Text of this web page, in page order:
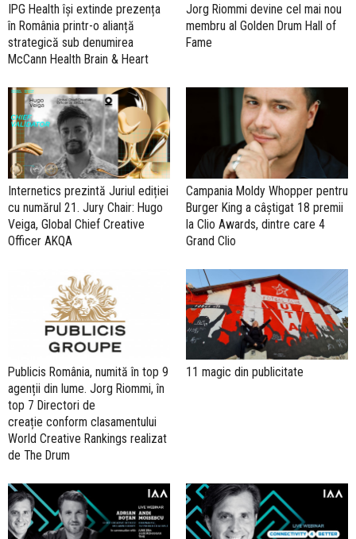
IPG Health își extinde prezența
în România printr-o alianță
strategică sub denumirea
McCann Health Brain & Heart
Jorg Riommi devine cel mai nou
membru al Golden Drum Hall of
Fame
Internetics prezintă Juriul ediției
cu numărul 21. Jury Chair: Hugo
Veiga, Global Chief Creative
Officer AKQA
Campania Moldy Whopper pentru
Burger King a câștigat 18 premii
la Clio Awards, dintre care 4
Grand Clio
Publicis România, numită în top 9
agenții din lume. Jorg Riommi, în
top 7 Directori de
creație conform clasamentului
World Creative Rankings realizat
de The Drum
11 magic din publicitate